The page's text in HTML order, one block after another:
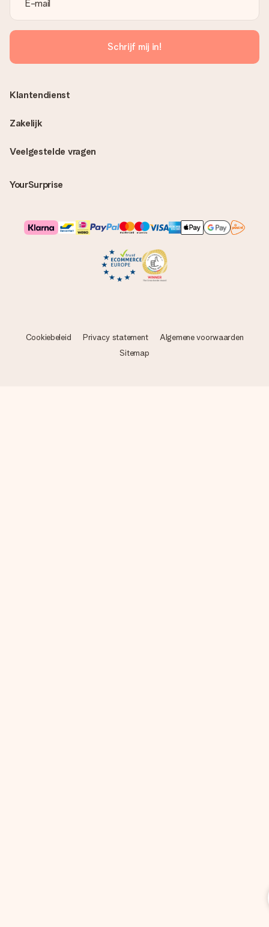
Schrijf mij in!
Veelgestelde vragen
YourSurprise
Klantendienst
Zakelijk
Cookiebeleid Privacy statement
Algemene voorwaarden
Sitemap